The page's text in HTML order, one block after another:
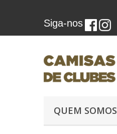
Siga-nos
QUEM SOMOS